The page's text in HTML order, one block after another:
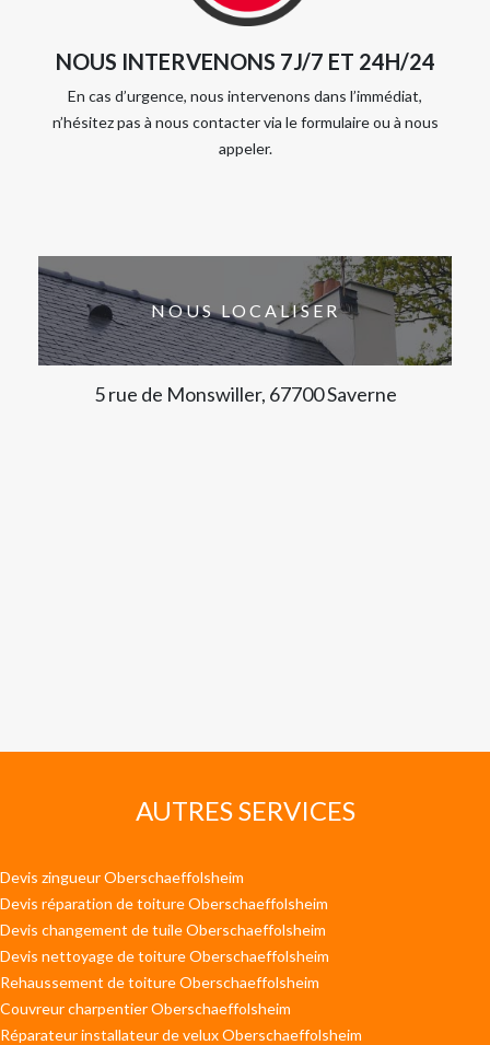
NOUS INTERVENONS 7J/7 ET 24H/24
En cas d’urgence, nous intervenons dans l’immédiat,
n’hésitez pas à nous contacter via le formulaire ou à nous
appeler.
NOUS LOCALISER
5 rue de Monswiller, 67700 Saverne
AUTRES SERVICES
Devis zingueur Oberschaeffolsheim
Devis réparation de toiture Oberschaeffolsheim
Devis changement de tuile Oberschaeffolsheim
Devis nettoyage de toiture Oberschaeffolsheim
Rehaussement de toiture Oberschaeffolsheim
Couvreur charpentier Oberschaeffolsheim
Réparateur installateur de velux Oberschaeffolsheim